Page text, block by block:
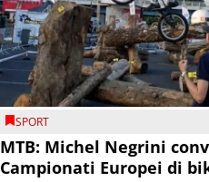
SPORT
MTB: Michel Negrini
Campionati Europei di